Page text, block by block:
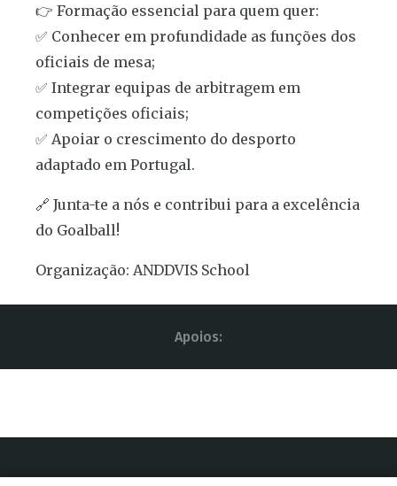
👉 Formação essencial para quem quer:
✅ Conhecer em profundidade as funções dos
oficiais de mesa;
✅ Integrar equipas de arbitragem em
competições oficiais;
✅ Apoiar o crescimento do desporto
adaptado em Portugal.
🔗 Junta-te a nós e contribui para a excelência
do Goalball!
Organização: ANDDVIS School
Apoios: